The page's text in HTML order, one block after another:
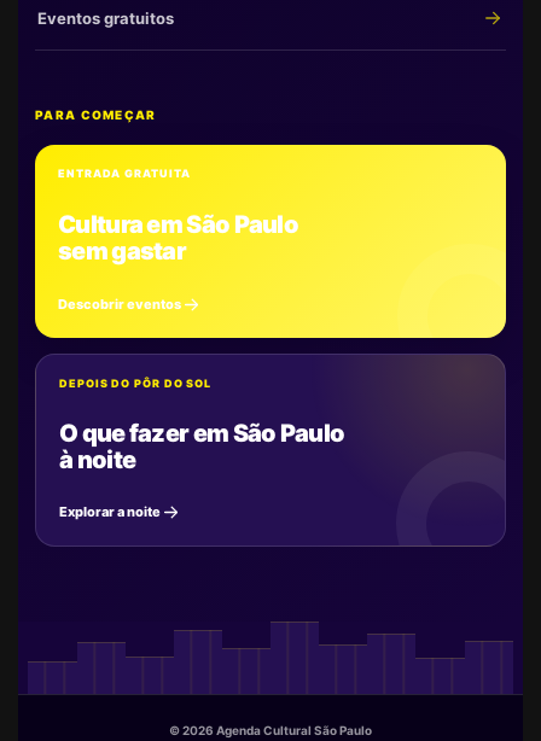
Eventos gratuitos
PARA COMEÇAR
ENTRADA GRATUITA
Cultura em São Paulo
sem gastar
Descobrir eventos
DEPOIS DO PÔR DO SOL
O que fazer em São Paulo
à noite
Explorar a noite
© 2026 Agenda Cultural São Paulo